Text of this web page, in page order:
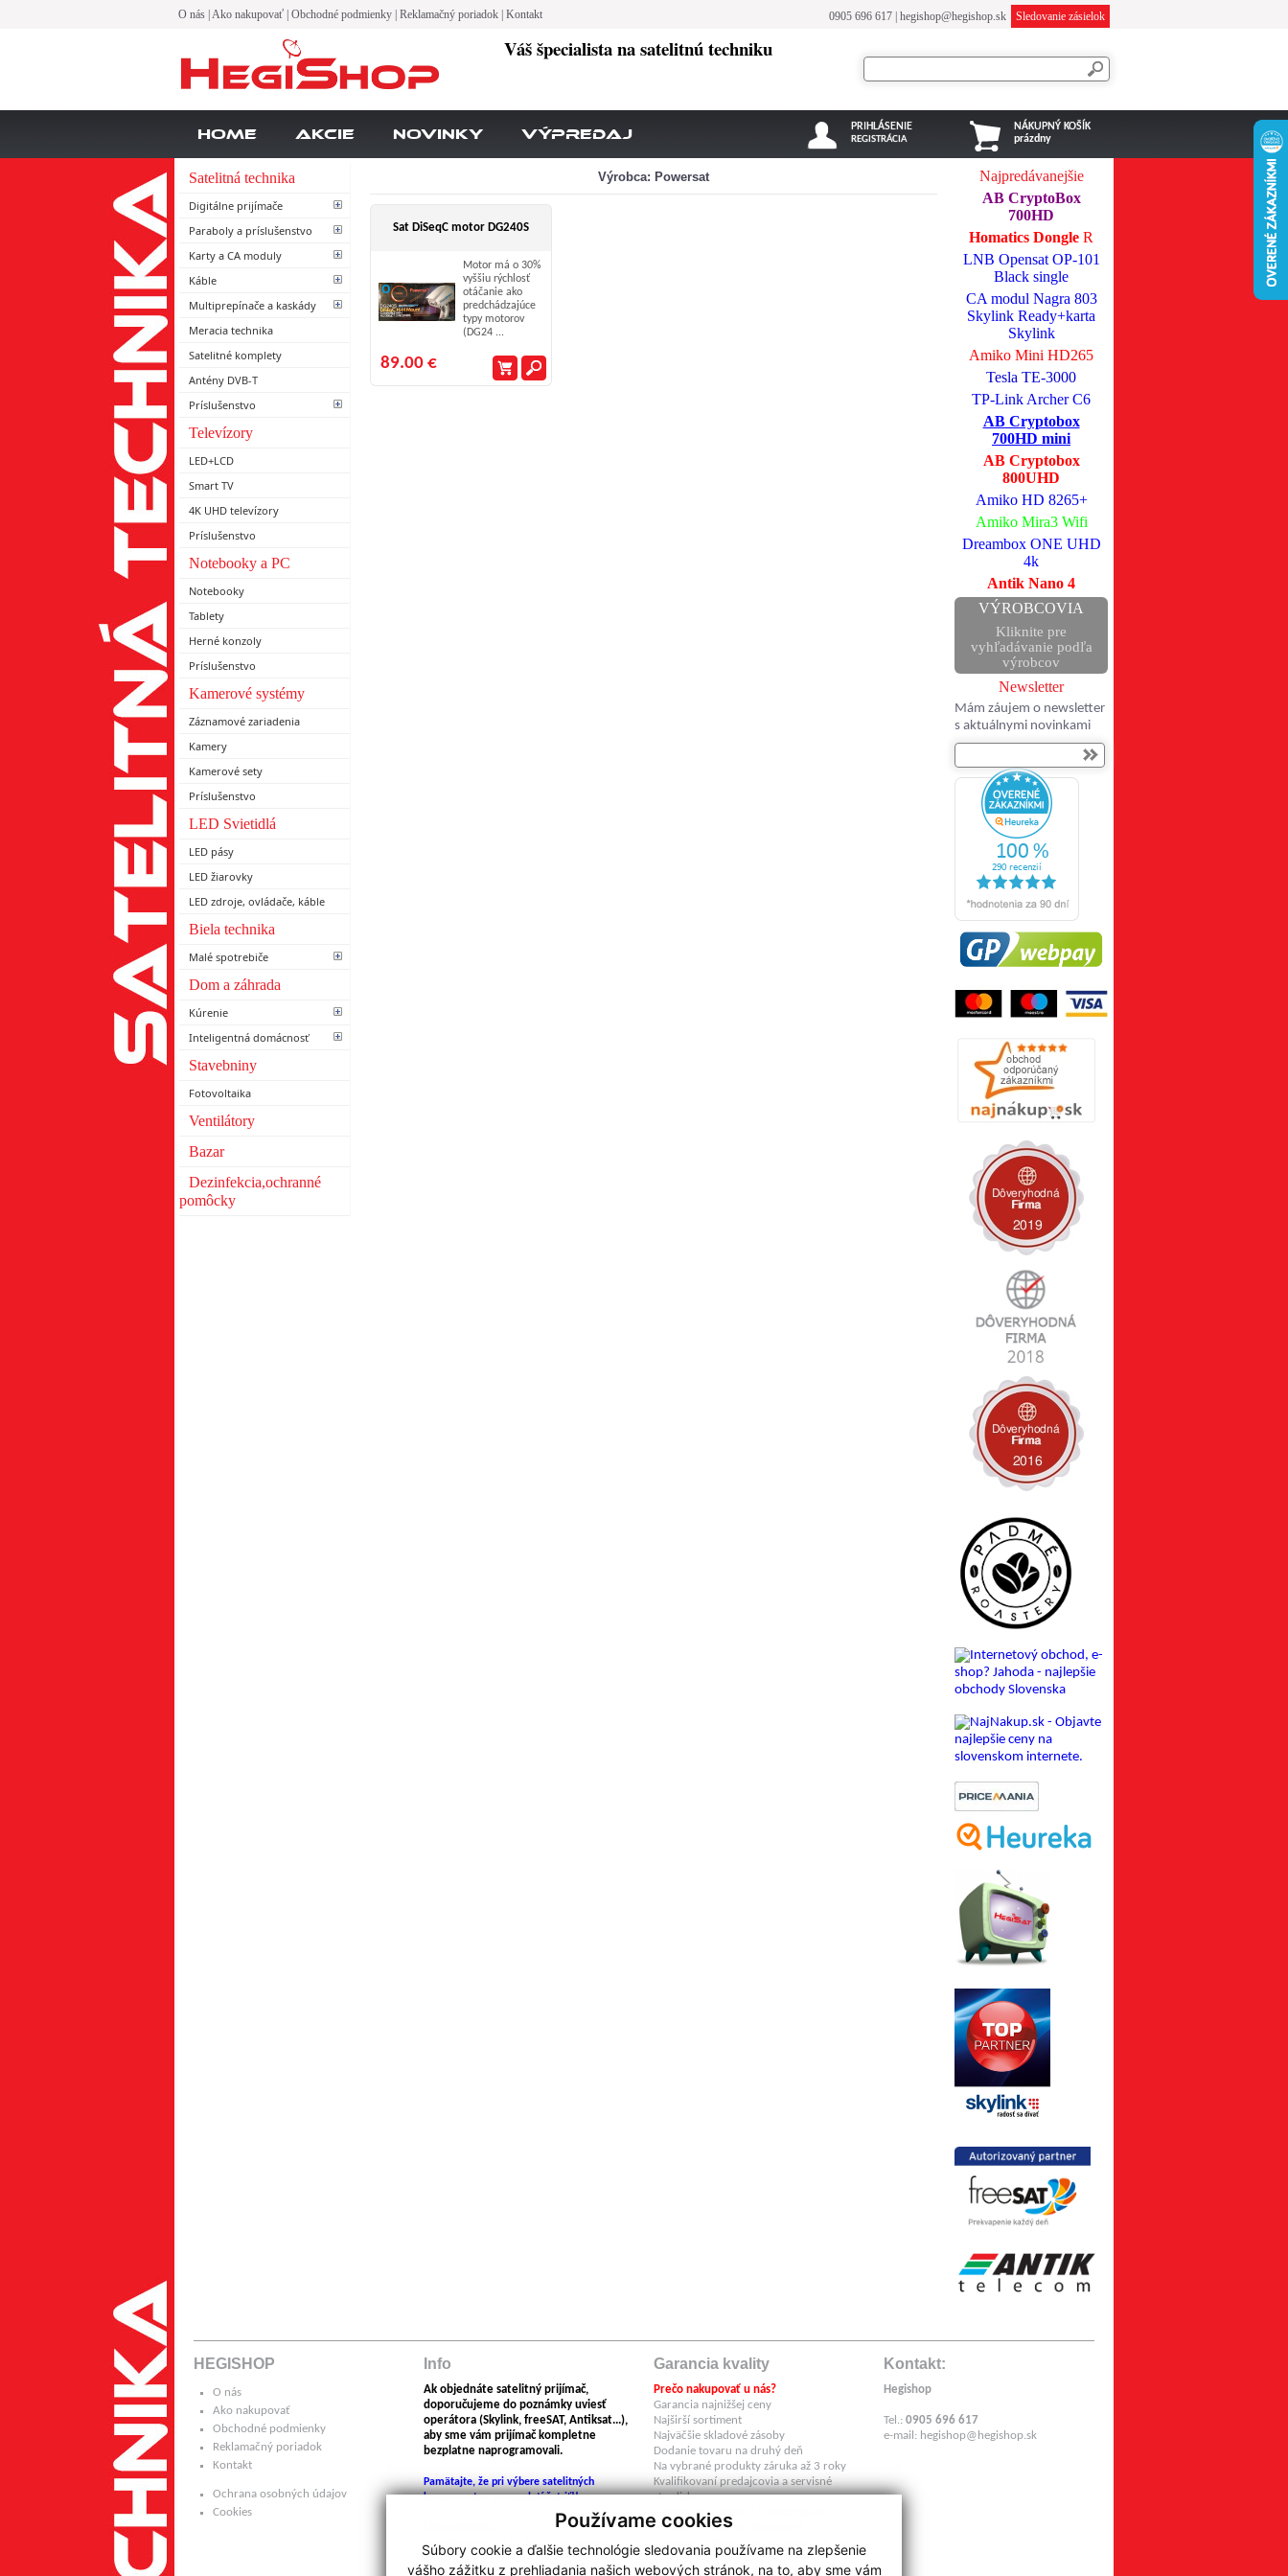
Používame cookies
Súbory cookie a ďalšie technológie sledovania používame na zlepšenie
vášho zážitku z prehliadania našich webových stránok, na to, aby sme vám
O nás Ako nakupovať Obchodné podmienky Reklamačný poriadok Kontakt 0905 696 617 hegishop@hegishop.sk Sledovanie zásielok
Váš špecialista na satelitnú techniku
Home Akcie Novinky Výpredaj
NÁKUPNÝ KOŠÍK
prázdny
PRIHLÁSENIE
REGISTRÁCIA
Satelitná technika
Digitálne prijímače
Paraboly a príslušenstvo
Karty a CA moduly
Káble
Multiprepínače a kaskády
Meracia technika
Satelitné komplety
Antény DVB-T
Príslušenstvo
Televízory
LED+LCD
Smart TV
4K UHD televízory
Príslušenstvo
Notebooky a PC
Notebooky
Tablety
Herné konzoly
Príslušenstvo
Kamerové systémy
Záznamové zariadenia
Kamery
Kamerové sety
Príslušenstvo
LED Svietidlá
LED pásy
LED žiarovky
LED zdroje, ovládače, káble
Biela technika
Malé spotrebiče
Dom a záhrada
Kúrenie
Inteligentná domácnosť
Stavebniny
Fotovoltaika
Ventilátory
Bazar
Dezinfekcia,ochranné
pomôcky
Výrobca: Powersat
Sat DiSeqC motor DG240S
Motor má o 30%
vyššiu rýchlosť
otáčanie ako
predchádzajúce
typy motorov
(DG24 ...
89.00 €
Najpredávanejšie
AB CryptoBox
700HD
Homatics Dongle R
LNB Opensat OP-101
Black single
CA modul Nagra 803
Skylink Ready+karta
Skylink
Amiko Mini HD265
Tesla TE-3000
TP-Link Archer C6
AB Cryptobox
700HD mini
AB Cryptobox
800UHD
Amiko HD 8265+
Amiko Mira3 Wifi
Dreambox ONE UHD
4k
Antik Nano 4
VÝROBCOVIA
Kliknite pre
vyhľadávanie podľa
výrobcov
Newsletter
Mám záujem o newsletter
s aktuálnymi novinkami
HEGISHOP
O nás
Ako nakupovať
Obchodné podmienky
Reklamačný poriadok
Kontakt
Ochrana osobných údajov
Cookies
Info
Ak objednáte satelitný prijímač,
doporučujeme do poznámky uviesť
operátora (Skylink, freeSAT, Antiksat...),
aby sme vám prijímač kompletne
bezplatne naprogramovali.
Pamätajte, že pri výbere satelitných
komponentov sa neoplatí šetriť!!
Hegishop neručí za škody spôsobené
použitím nelegálneho firmwaru.
Garancia kvality
Prečo nakupovať u nás?
Garancia najnižšej ceny
Najširší sortiment
Najväčšie skladové zásoby
Dodanie tovaru na druhý deň
Na vybrané produkty záruka až 3 roky
Kvalifikovaní predajcovia a servisné
stredisko
Individuálny prístup k zákazníkom
Produkty overené zákazníkmi
V našom e-shope nájdete tovar výlučne z
autorizovaných dovozov do SR .
Kontakt:
Hegishop
Tel.: 0905 696 617
e-mail: hegishop@hegishop.sk